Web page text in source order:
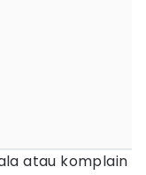
atau komplain